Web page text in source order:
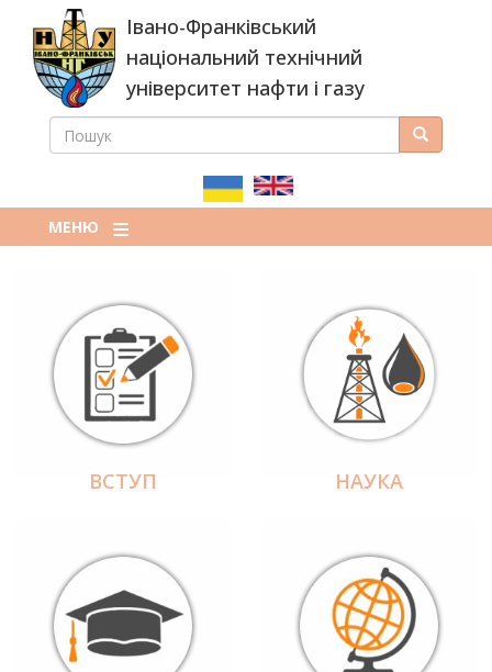
основного
вмісту
Івано-Франківський
національний технічний
університет нафти і газу
ПОШУКОВА
ПОШУК Пошук
МЕНЮ
ВСТУП НАУКА